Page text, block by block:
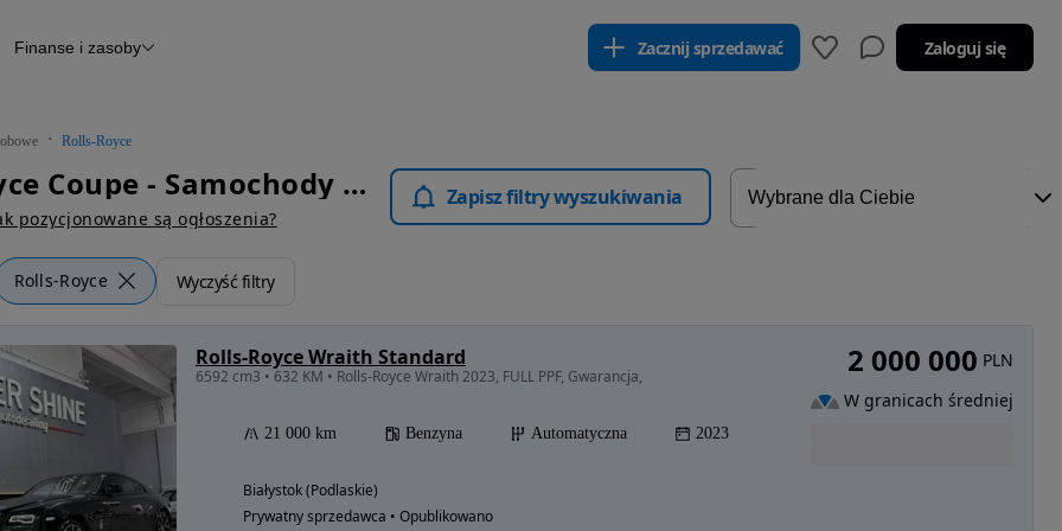
Raport z inspekcji
Otomoto News
Finanse i zasoby Zacznij sprzedawać Zaloguj się
Rolls-Royce
Rolls-Royce Coupe - Samochody Osobowe
pozycjonowane są ogłoszenia?
Zapisz filtry wyszukiwania
Rolls-Royce Wyczyść filtry
Rolls-Royce Wraith Standard
6592 cm3 • 632 KM • Rolls-Royce Wraith 2023, FULL PPF, Gwarancja,
21 000 km Benzyna Automatyczna 2023
Białystok (Podlaskie)
Prywatny sprzedawca • Opublikowano
2 000 000 PLN
W granicach średniej